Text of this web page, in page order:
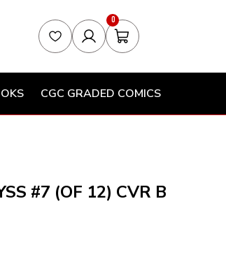
0
CGC GRADED COMICS
#7 (OF 12) CVR B